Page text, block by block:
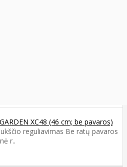
XC48 (46 cm; be pavaros)
reguliavimas Be ratų pavaros
r..